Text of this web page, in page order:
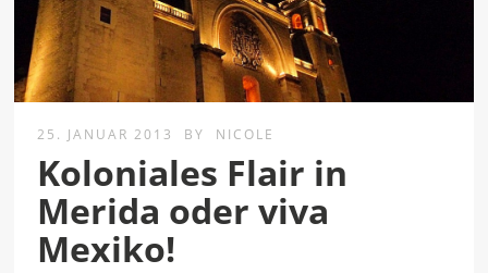
25. JANUAR 2013 BY NICOLE
Koloniales Flair in
Merida oder viva
Mexiko!